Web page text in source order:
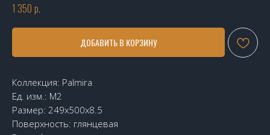
1 350 р.
ДОБАВИТЬ В КОРЗИНУ
Коллекция: Palmira
Ед. изм.: М2
Размер: 249x500x8.5
Поверхность: глянцевая